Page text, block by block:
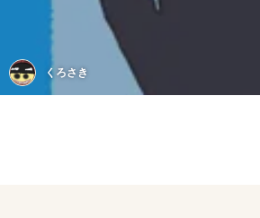
くろさき